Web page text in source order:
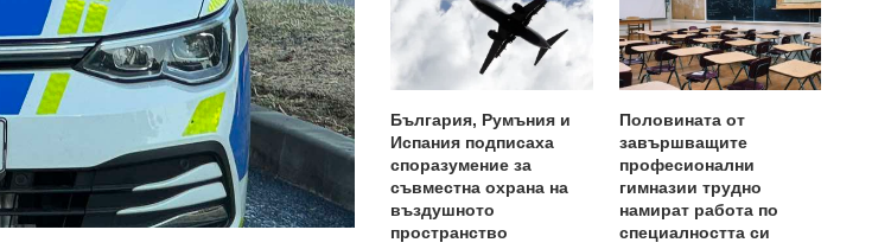
България, Румъния и
Испания подписаха
споразумение за
съвместна охрана на
въздушното
пространство
Половината от
завършващите
професионални
гимназии трудно
намират работа по
специалността си